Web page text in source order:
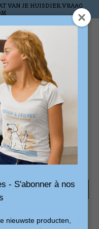
VAN JE HUISDIER,VRAAG
Verlanglijst
met
- S'abonner à nos
nieuwste producten,